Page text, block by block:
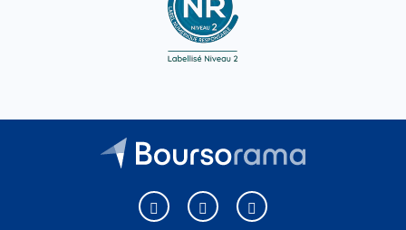
Boursorama sur Facebook
Boursorama sur XBoursorama sur